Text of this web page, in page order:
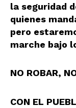
la seguridad
quienes
pero
marche bajo
NO ROBAR,
CON EL